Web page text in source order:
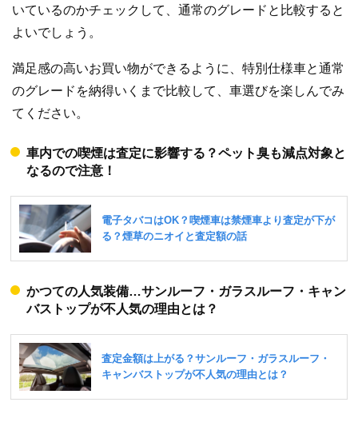
いているのかチェックして、通常のグレードと比較すると
よいでしょう。
満足感の高いお買い物ができるように、特別仕様車と通常
のグレードを納得いくまで比較して、車選びを楽しんでみ
てください。
車内での喫煙は査定に影響する？ペット臭も減点対象と
なるので注意！
かつての人気装備…サンルーフ・ガラスルーフ・キャン
バストップが不人気の理由とは？